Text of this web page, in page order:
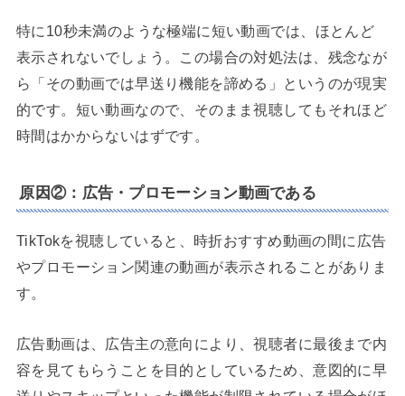
特に10秒未満のような極端に短い動画では、ほとんど
表示されないでしょう。この場合の対処法は、残念なが
ら「その動画では早送り機能を諦める」というのが現実
的です。短い動画なので、そのまま視聴してもそれほど
時間はかからないはずです。
原因②：広告・プロモーション動画である
TikTokを視聴していると、時折おすすめ動画の間に広告
やプロモーション関連の動画が表示されることがありま
す。
広告動画は、広告主の意向により、視聴者に最後まで内
容を見てもらうことを目的としているため、意図的に早